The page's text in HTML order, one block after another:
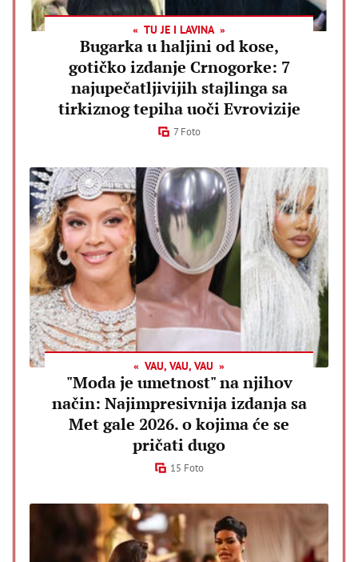
TU JE I LAVINA
Bugarka u haljini od kose,
gotičko izdanje Crnogorke: 7
najupečatljivijih stajlinga sa
tirkiznog tepiha uoči Evrovizije
7 Foto
VAU, VAU, VAU
"Moda je umetnost" na njihov
način: Najimpresivnija izdanja sa
Met gale 2026. o kojima će se
pričati dugo
15 Foto